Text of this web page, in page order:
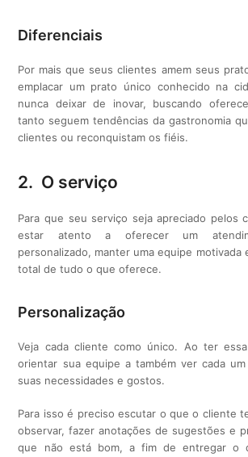
Diferenciais
Por mais que seus clientes amem seus
emplacar um prato único conhecido na
nunca deixar de inovar, buscando
tanto seguem tendências da gastronomia
clientes ou reconquistam os fiéis.
2. O serviço
Para que seu serviço seja apreciado pelos
estar atento a oferecer um
personalizado, manter uma equipe motivada
total de tudo o que oferece.
Personalização
Veja cada cliente como único. Ao ter
orientar sua equipe a também ver cada
suas necessidades e gostos.
Para isso é preciso escutar o que o cliente
observar, fazer anotações de sugestões e
que não está bom, a fim de entregar o